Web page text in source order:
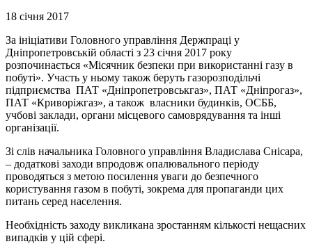
18 січня 2017
За ініціативи Головного управління Держпраці у
Дніпропетровській області з 23 січня 2017 року
розпочинається «Місячник безпеки при використанні газу в
побуті». Участь у ньому також беруть газорозподільчі
підприємства ПАТ «Дніпропетровськгаз», ПАТ «Дніпрогаз»,
ПАТ «Криворіжгаз», а також власники будинків, ОСББ,
учбові заклади, органи місцевого самоврядування та інші
організації.
Зі слів начальника Головного управління Владислава Снісара,
– додаткові заходи впродовж опалювального періоду
проводяться з метою посилення уваги до безпечного
користування газом в побуті, зокрема для пропаганди цих
питань серед населення.
Необхідність заходу викликана зростанням кількості нещасних
випадків у цій сфері.